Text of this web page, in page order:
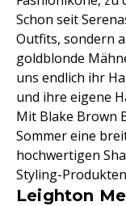
Schon seit
Outfits, sondern
goldblonde
uns endlich ihr
und ihre eigene
Mit Blake Brown
Sommer eine
hochwertigen
Styling-
Leighton